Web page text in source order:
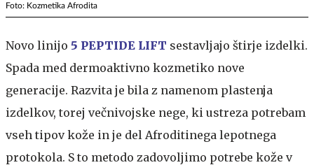
Foto: Kozmetika Afrodita
Novo linijo 5 PEPTIDE LIFT sestavljajo štirje izdelki.
Spada med dermoaktivno kozmetiko nove
generacije. Razvita je bila z namenom plastenja
izdelkov, torej večnivojske nege, ki ustreza potrebam
vseh tipov kože in je del Afroditinega lepotnega
protokola. S to metodo zadovoljimo potrebe kože v